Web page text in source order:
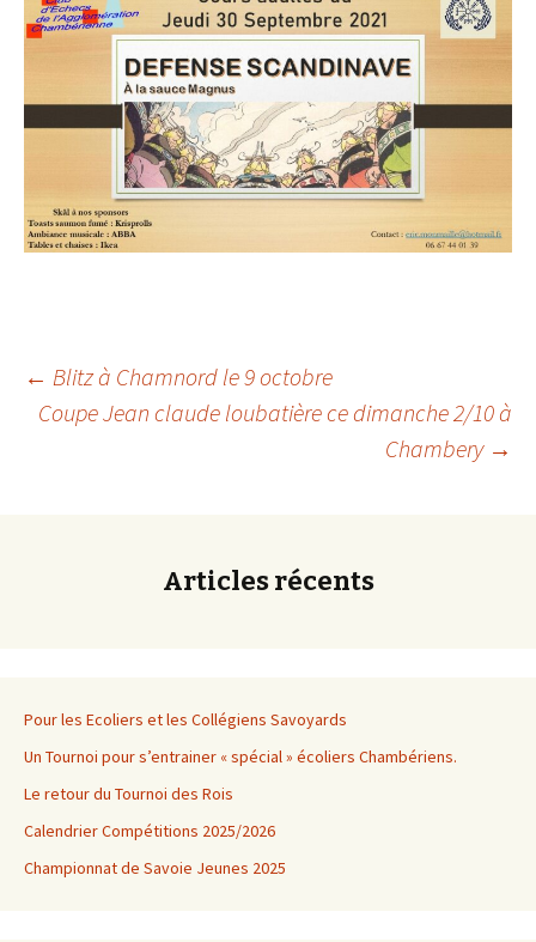
Navigation
← Blitz à Chamnord le 9 octobre
Coupe Jean claude loubatière ce dimanche 2/10 à
Chambery →
Articles récents
Pour les Ecoliers et les Collégiens Savoyards
Un Tournoi pour s’entrainer « spécial » écoliers Chambériens.
Le retour du Tournoi des Rois
Calendrier Compétitions 2025/2026
Championnat de Savoie Jeunes 2025